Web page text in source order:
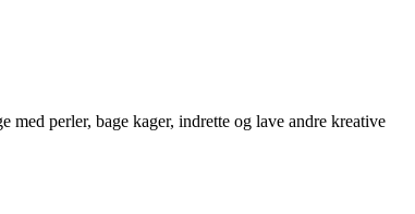
perler, bage kager, indrette og lave andre kreative